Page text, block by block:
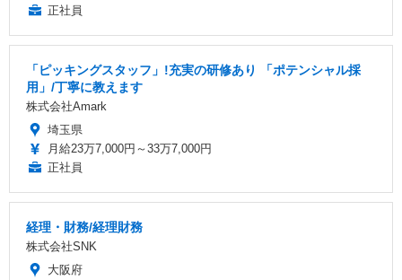
正社員
「ピッキングスタッフ」!充実の研修あり 「ポテンシャル採
用」/丁寧に教えます
株式会社Amark
埼玉県
月給23万7,000円～33万7,000円
正社員
経理・財務/経理財務
株式会社SNK
大阪府